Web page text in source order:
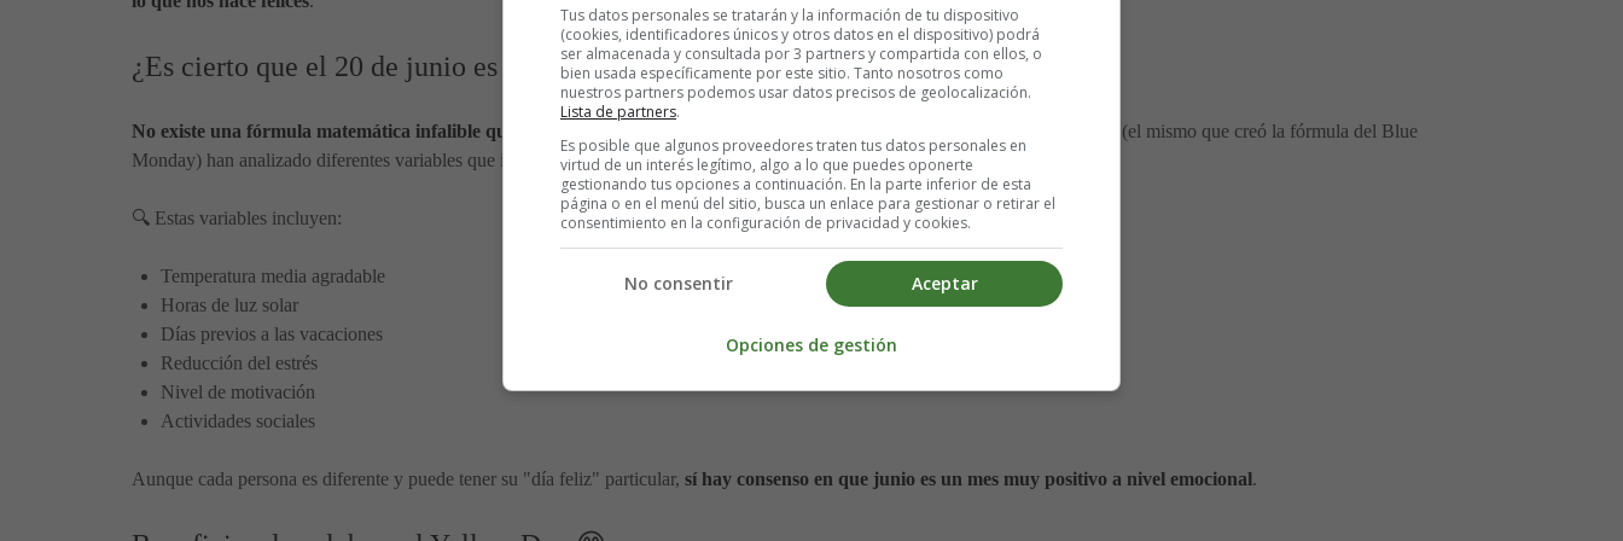
¿Es cierto que el 20 de junio es el día más feliz del año? 🤔
No existe una fórmula matemática infalible que determine qué día es el más feliz
. Sin embargo, psicólogos como Cliff Arnall (el mismo que creó la fórmula del Blue
Monday) han analizado diferentes variables que influyen en nuestro estado de ánimo para llegar a esta conclusión.
🔍 Estas variables incluyen:
Temperatura media agradable
Horas de luz solar
Días previos a las vacaciones
Reducción del estrés
Nivel de motivación
Actividades sociales
Aunque cada persona es diferente y puede tener su "día feliz" particular, sí hay consenso en que junio es un mes muy positivo a nivel emocional.
Tus datos personales se tratarán y la información de tu dispositivo
(cookies, identificadores únicos y otros datos en el dispositivo) podrá
ser almacenada y consultada por 3 partners y compartida con ellos, o
bien usada específicamente por este sitio. Tanto nosotros como
nuestros partners podemos usar datos precisos de geolocalización.
Lista de partners.
Es posible que algunos proveedores traten tus datos personales en
virtud de un interés legítimo, algo a lo que puedes oponerte
gestionando tus opciones a continuación. En la parte inferior de esta
página o en el menú del sitio, busca un enlace para gestionar o retirar el
consentimiento en la configuración de privacidad y cookies.
Aceptar
No consentir
Opciones de gestión